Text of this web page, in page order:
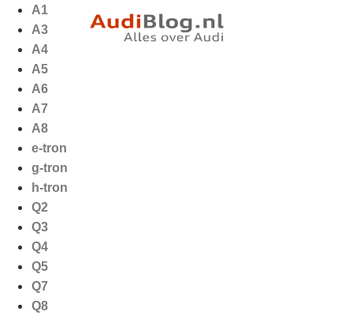
A1
A3
A4
A5
A6
A7
A8
e-tron
g-tron
h-tron
Q2
Q3
Q4
Q5
Q7
Q8